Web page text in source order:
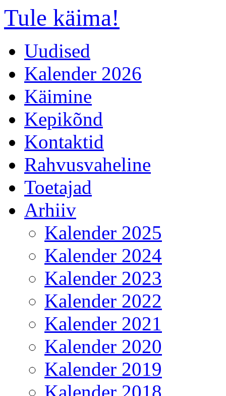
Tule käima!
Uudised
Kalender 2026
Käimine
Kepikõnd
Kontaktid
Rahvusvaheline
Toetajad
Arhiiv
Kalender 2025
Kalender 2024
Kalender 2023
Kalender 2022
Kalender 2021
Kalender 2020
Kalender 2019